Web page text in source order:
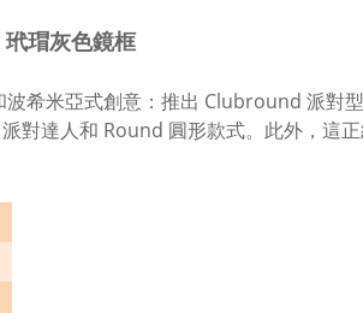
瑁灰色鏡框
希米亞式創意：推出 Clubround 派對
達人和 Round 圓形款式。此外，這